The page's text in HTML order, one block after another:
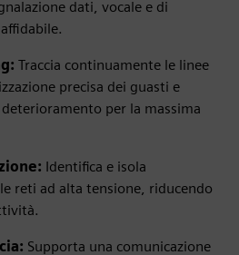
dati, vocale e di
Traccia continuamente le linee
precisa dei guasti e
per la massima
Identifica e isola
reti ad alta tensione, riducendo
Supporta una comunicazione